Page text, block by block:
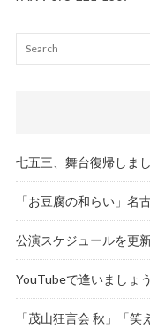
七五三、舞台復帰しまし
「お豆腐の和らい」名
公演スケジュールを更
YouTubeで逢いましょ
「茂山狂言会 秋」「